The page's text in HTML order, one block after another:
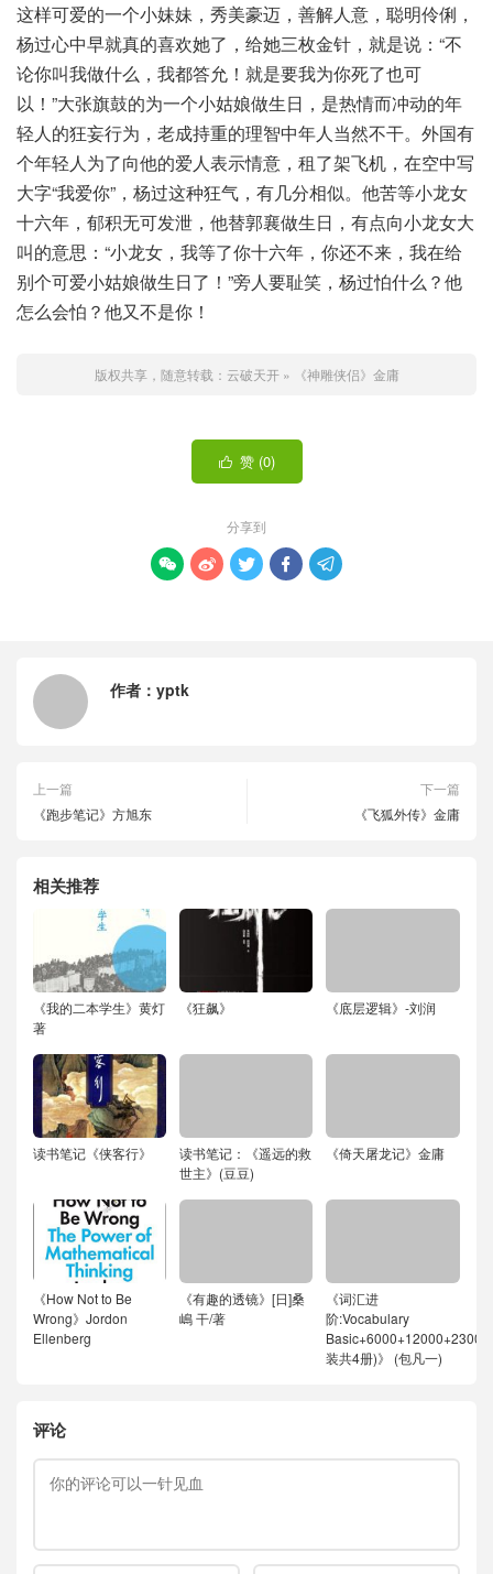
这样可爱的一个小妹妹，秀美豪迈，善解人意，聪明伶俐，
杨过心中早就真的喜欢她了，给她三枚金针，就是说：“不
论你叫我做什么，我都答允！就是要我为你死了也可
以！”大张旗鼓的为一个小姑娘做生日，是热情而冲动的年
轻人的狂妄行为，老成持重的理智中年人当然不干。外国有
个年轻人为了向他的爱人表示情意，租了架飞机，在空中写
大字“我爱你”，杨过这种狂气，有几分相似。他苦等小龙女
十六年，郁积无可发泄，他替郭襄做生日，有点向小龙女大
叫的意思：“小龙女，我等了你十六年，你还不来，我在给
别个可爱小姑娘做生日了！”旁人要耻笑，杨过怕什么？他
怎么会怕？他又不是你！
版权共享，随意转载： 云破天开» 《神雕侠侣》金庸
 赞 (0)
分享到
    
作者： yptk
上一篇
《跑步笔记》方旭东
下一篇
《飞狐外传》金庸
相关推荐
《我的二本学生》黄灯
著
《狂飙》 《底层逻辑》-刘润
读书笔记《侠客行》
读书笔记：《遥远的救
世主》(豆豆)
《倚天屠龙记》金庸
《How Not to Be
Wrong》Jordon
Ellenberg
《有趣的透镜》[日]桑
嶋 干/著
《词汇进
阶:Vocabulary
装共4册)》 (包凡一)
评论